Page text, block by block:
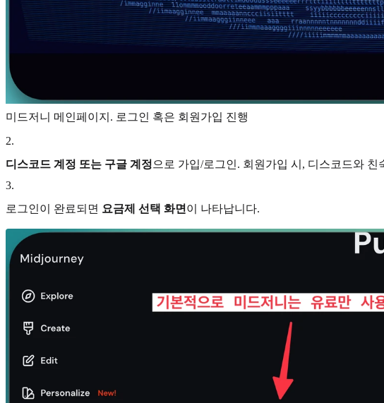
미드저니 메인페이지. 로그인 혹은 회원가입 진행
2.
디스코드 계정 또는 구글 계정으로 가입/로그인. 회원가입 시, 디스코드와
3.
로그인이 완료되면 요금제 선택 화면 이 나타납니다.